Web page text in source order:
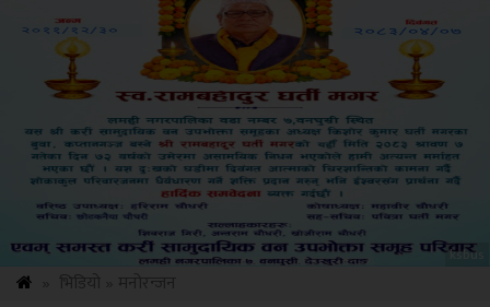
ksbus